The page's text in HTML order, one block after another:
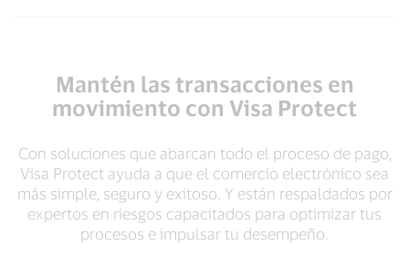
Mantén las transacciones en
movimiento con Visa Protect
Con soluciones que abarcan todo el proceso de pago,
Visa Protect ayuda a que el comercio electrónico sea
más simple, seguro y exitoso. Y están respaldados por
expertos en riesgos capacitados para optimizar tus
procesos e impulsar tu desempeño.